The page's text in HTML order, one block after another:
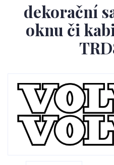
dekorační
oknu či